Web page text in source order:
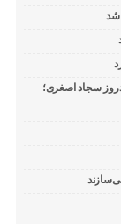
سجاد اصغری؛